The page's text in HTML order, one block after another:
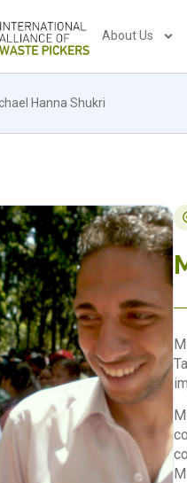
About Us
Hanna Shukri